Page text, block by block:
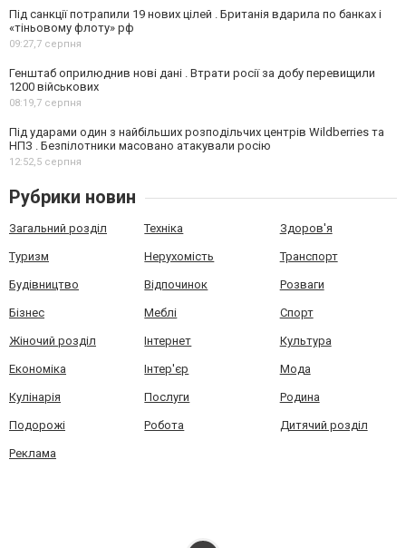
Під санкції потрапили 19 нових цілей . Британія вдарила по банках і
«тіньовому флоту» рф
09:27,7 серпня
Генштаб оприлюднив нові дані . Втрати росії за добу перевищили
1200 військових
08:19,7 серпня
Під ударами один з найбільших розподільчих центрів Wildberries та
НПЗ . Безпілотники масовано атакували росію
12:52,5 серпня
Рубрики новин
Загальний розділ Техніка Здоров'я
Туризм Нерухомість Транспорт
Будівництво Відпочинок Розваги
Бізнес Меблі Спорт
Жіночий розділ Інтернет Культура
Економіка Інтер'єр Мода
Кулінарія Послуги Родина
Подорожі Робота Дитячий розділ
Реклама